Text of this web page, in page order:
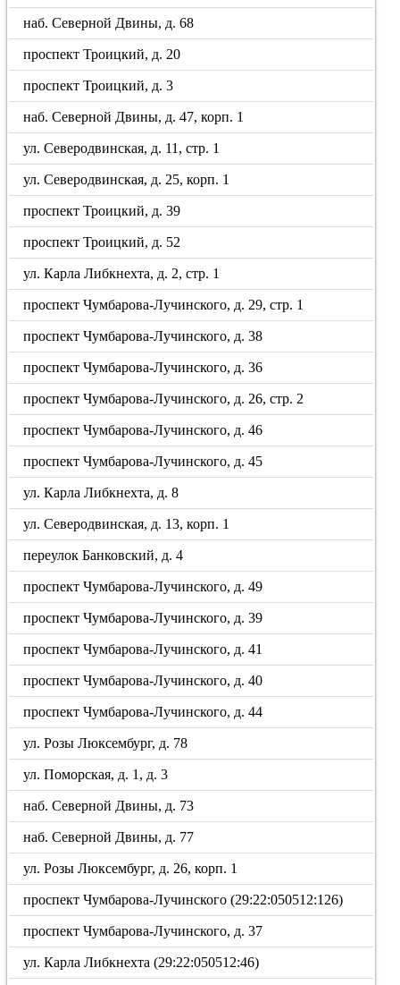
наб. Северной Двины, д. 68
проспект Троицкий, д. 20
проспект Троицкий, д. 3
наб. Северной Двины, д. 47, корп. 1
ул. Северодвинская, д. 11, стр. 1
ул. Северодвинская, д. 25, корп. 1
проспект Троицкий, д. 39
проспект Троицкий, д. 52
ул. Карла Либкнехта, д. 2, стр. 1
проспект Чумбарова-Лучинского, д. 29, стр. 1
проспект Чумбарова-Лучинского, д. 38
проспект Чумбарова-Лучинского, д. 36
проспект Чумбарова-Лучинского, д. 26, стр. 2
проспект Чумбарова-Лучинского, д. 46
проспект Чумбарова-Лучинского, д. 45
ул. Карла Либкнехта, д. 8
ул. Северодвинская, д. 13, корп. 1
переулок Банковский, д. 4
проспект Чумбарова-Лучинского, д. 49
проспект Чумбарова-Лучинского, д. 39
проспект Чумбарова-Лучинского, д. 41
проспект Чумбарова-Лучинского, д. 40
проспект Чумбарова-Лучинского, д. 44
ул. Розы Люксембург, д. 78
ул. Поморская, д. 1, д. 3
наб. Северной Двины, д. 73
наб. Северной Двины, д. 77
ул. Розы Люксембург, д. 26, корп. 1
проспект Чумбарова-Лучинского (29:22:050512:126)
проспект Чумбарова-Лучинского, д. 37
ул. Карла Либкнехта (29:22:050512:46)